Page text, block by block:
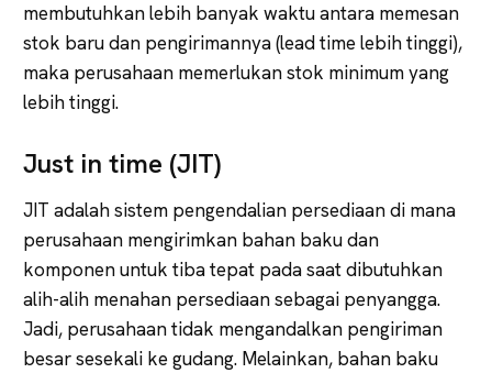
membutuhkan lebih banyak waktu antara memesan
stok baru dan pengirimannya (lead time lebih tinggi),
maka perusahaan memerlukan stok minimum yang
lebih tinggi.
Just in time (JIT)
JIT adalah sistem pengendalian persediaan di mana
perusahaan mengirimkan bahan baku dan
komponen untuk tiba tepat pada saat dibutuhkan
alih-alih menahan persediaan sebagai penyangga.
Jadi, perusahaan tidak mengandalkan pengiriman
besar sesekali ke gudang. Melainkan, bahan baku